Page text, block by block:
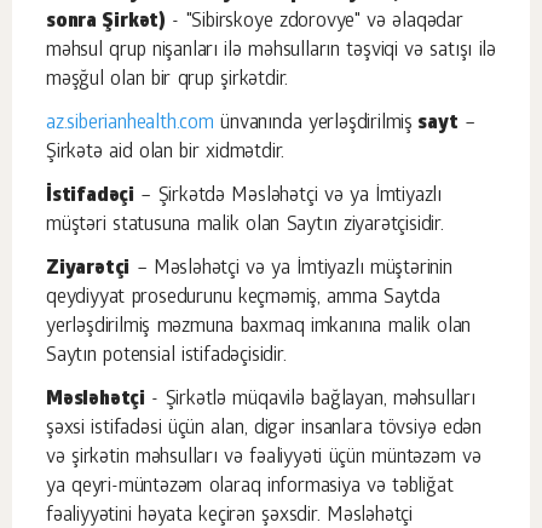
sonra Şirkət) - "Sibirskoye zdorovye" və əlaqədar
məhsul qrup nişanları ilə məhsulların təşviqi və satışı ilə
məşğul olan bir qrup şirkətdir.
az.siberianhealth.com ünvanında yerləşdirilmiş sayt –
Şirkətə aid olan bir xidmətdir.
İstifadəçi – Şirkətdə Məsləhətçi və ya İmtiyazlı
müştəri statusuna malik olan Saytın ziyarətçisidir.
Ziyarətçi – Məsləhətçi və ya İmtiyazlı müştərinin
qeydiyyat prosedurunu keçməmiş, amma Saytda
yerləşdirilmiş məzmuna baxmaq imkanına malik olan
Saytın potensial istifadəçisidir.
Məsləhətçi - Şirkətlə müqavilə bağlayan, məhsulları
şəxsi istifadəsi üçün alan, digər insanlara tövsiyə edən
və şirkətin məhsulları və fəaliyyəti üçün müntəzəm və
ya qeyri-müntəzəm olaraq informasiya və təbliğat
fəaliyyətini həyata keçirən şəxsdir. Məsləhətçi